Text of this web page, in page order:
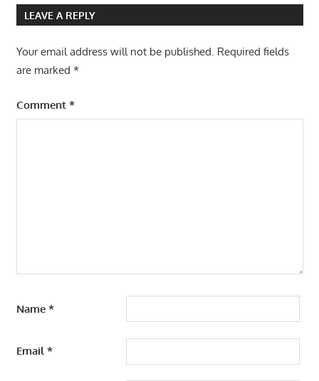
LEAVE A REPLY
Your email address will not be published. Required fields
are marked *
Comment *
Name *
Email*